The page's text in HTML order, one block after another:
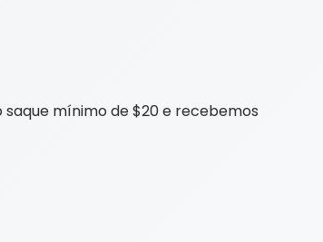
mínimo de $20 e recebemos